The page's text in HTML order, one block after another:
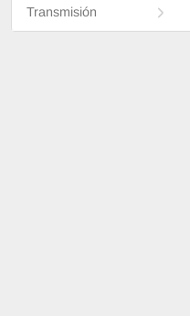
Transmisión